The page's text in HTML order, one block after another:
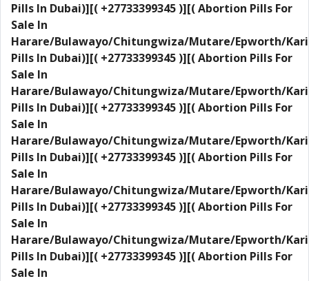
Pills In Dubai)][( +27733399345 )][( Abortion Pills For
Sale In
Harare/Bulawayo/Chitungwiza/Mutare/Epworth/
Pills In Dubai)][( +27733399345 )][( Abortion Pills For
Sale In
Harare/Bulawayo/Chitungwiza/Mutare/Epworth/
Pills In Dubai)][( +27733399345 )][( Abortion Pills For
Sale In
Harare/Bulawayo/Chitungwiza/Mutare/Epworth/
Pills In Dubai)][( +27733399345 )][( Abortion Pills For
Sale In
Harare/Bulawayo/Chitungwiza/Mutare/Epworth/
Pills In Dubai)][( +27733399345 )][( Abortion Pills For
Sale In
Harare/Bulawayo/Chitungwiza/Mutare/Epworth/
Pills In Dubai)][( +27733399345 )][( Abortion Pills For
Sale In